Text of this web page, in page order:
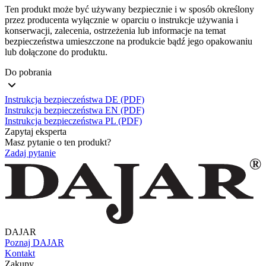
Ten produkt może być używany bezpiecznie i w sposób określony
przez producenta wyłącznie w oparciu o instrukcje używania i
konserwacji, zalecenia, ostrzeżenia lub informacje na temat
bezpieczeństwa umieszczone na produkcie bądź jego opakowaniu
lub dołączone do produktu.
Do pobrania
Instrukcja bezpieczeństwa DE (PDF)
Instrukcja bezpieczeństwa EN (PDF)
Instrukcja bezpieczeństwa PL (PDF)
Zapytaj eksperta
Masz pytanie o ten produkt?
Zadaj pytanie
DAJAR
Poznaj DAJAR
Kontakt
Zakupy